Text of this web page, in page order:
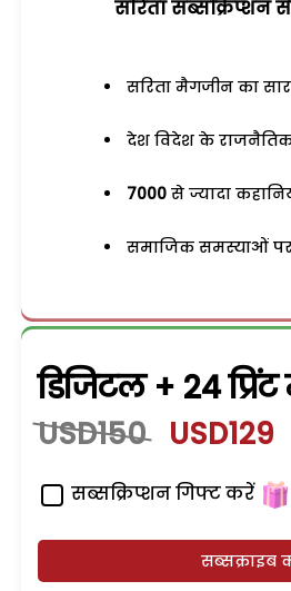
सरिता सब्सक्रिप्शन
सरिता मैगजीन का
देश विदेश के राजनैतिक
7000 से ज्यादा
समाजिक समस्याओं
डिजिटल + 24
USD150 USD129
सब्सक्रिप्शन गिफ्ट करें
सब्सक्राइब